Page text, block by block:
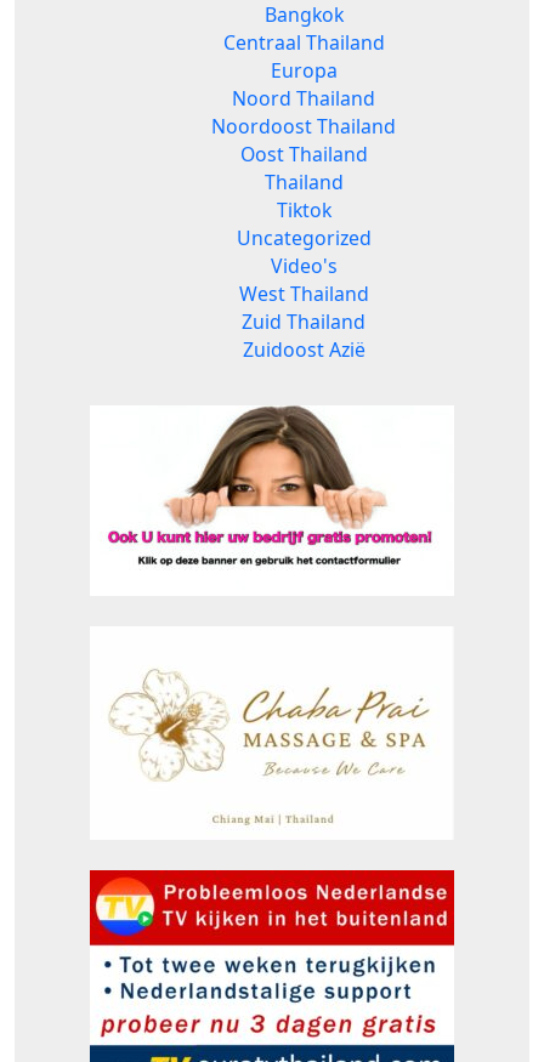
Bangkok
Centraal Thailand
Europa
Noord Thailand
Noordoost Thailand
Oost Thailand
Thailand
Tiktok
Uncategorized
Video's
West Thailand
Zuid Thailand
Zuidoost Azië